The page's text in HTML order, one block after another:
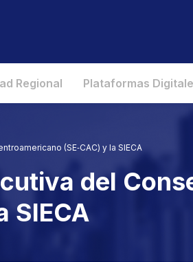
Regional Plataformas
(SE‑CAC) y la SIECA
del
SIECA